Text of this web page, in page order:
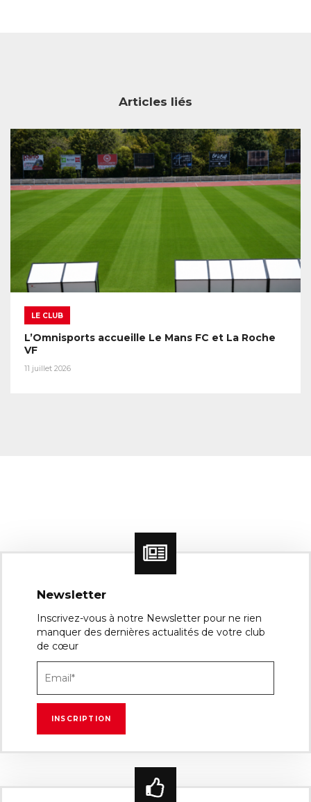
Articles liés
LE CLUB
L’Omnisports accueille Le Mans FC et La Roche
VF
11 juillet 2026
Newsletter
Inscrivez-vous à notre Newsletter pour ne rien
manquer des dernières actualités de votre club
de cœur